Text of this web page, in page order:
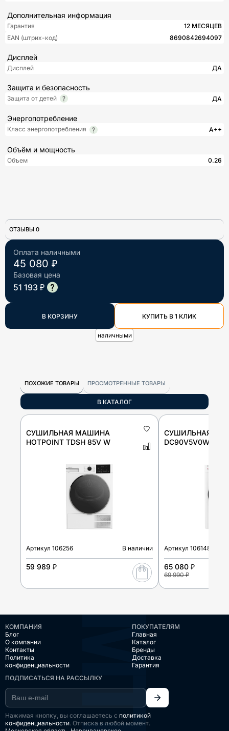
Оплата наличными
45 080 ₽
Базовая цена
51 193 ₽
В КОРЗИНУ КУПИТЬ В 1 КЛИК
наличными
Дополнительная информация
Гарантия
12 МЕСЯЦЕВ
EAN (штрих-код)
8690842694097
Дисплей
Дисплей ДА
Защита и безопасность
Защита от детей ДА
Энергопотребление
Класс энергопотребления A++
Объём и мощность
Объем 0.26
ОТЗЫВЫ 0
ПОХОЖИЕ ТОВАРЫ ПРОСМОТРЕННЫЕ ТОВАРЫ
В КАТАЛОГ
СУШИЛЬНАЯ МАШИНА
HOTPOINT TDSH 85V W
Артикул 106256 В наличии
59 989 ₽
СУШИЛЬНАЯ
DC90V5V0W
Артикул 106148
65 080 ₽
69 990 ₽
КОМПАНИЯ
Блог
О компании
Контакты
Политика
конфиденциальности
ПОКУПАТЕЛЯМ
Главная
Каталог
Бренды
Доставка
Гарантия
ПОДПИСАТЬСЯ НА РАССЫЛКУ
Нажимая кнопку, вы соглашаетесь с политикой
конфиденциальности. Отписка в любой момент.